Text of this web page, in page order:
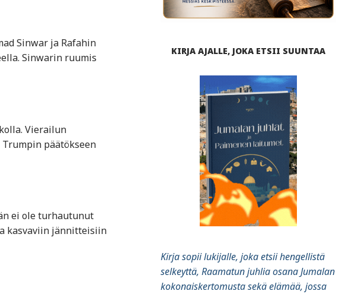
Sinwar ja Rafahin
Sinwarin ruumis
Vierailun
päätökseen
ei ole turhautunut
kasvaviin jännitteisiin
KIRJA AJALLE, JOKA ETSII SUUNTAA
Kirja sopii lukijalle, joka etsii hengellistä
selkeyttä, Raamatun juhlia osana Jumalan
kokonaiskertomusta sekä elämää, jossa